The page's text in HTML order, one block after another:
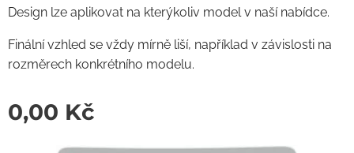
Design lze aplikovat na kterýkoliv model v naší nabídce.
Finální vzhled se vždy mírně liší, například v závislosti na
rozměrech konkrétního modelu.
0,00 Kč